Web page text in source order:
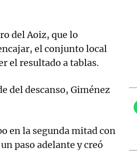
del Aoiz, que lo
el conjunto local
el resultado a tablas.
del descanso, Giménez
en la segunda mitad con
paso adelante y creó